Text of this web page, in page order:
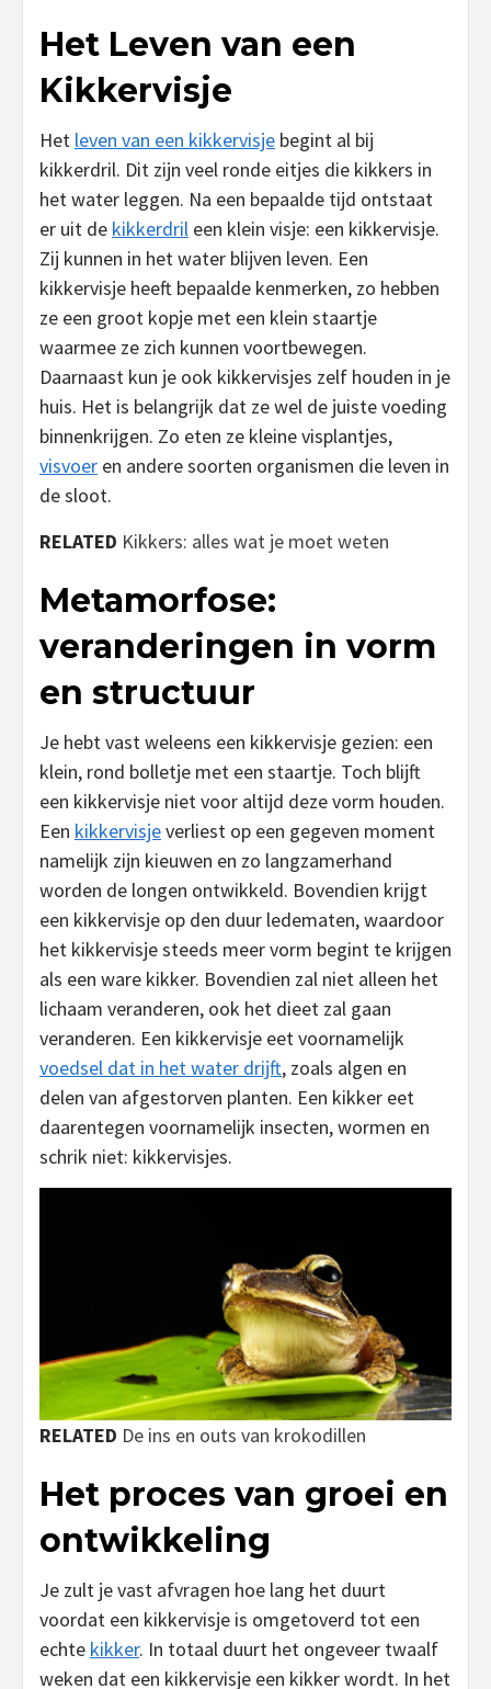
Het Leven van een
Kikkervisje
Het leven van een kikkervisje begint al bij
kikkerdril. Dit zijn veel ronde eitjes die kikkers in
het water leggen. Na een bepaalde tijd ontstaat
er uit de kikkerdril een klein visje: een kikkervisje.
Zij kunnen in het water blijven leven. Een
kikkervisje heeft bepaalde kenmerken, zo hebben
ze een groot kopje met een klein staartje
waarmee ze zich kunnen voortbewegen.
Daarnaast kun je ook kikkervisjes zelf houden in je
huis. Het is belangrijk dat ze wel de juiste voeding
binnenkrijgen. Zo eten ze kleine visplantjes,
visvoer en andere soorten organismen die leven in
de sloot.
RELATED Kikkers: alles wat je moet weten
Metamorfose:
veranderingen in vorm
en structuur
Je hebt vast weleens een kikkervisje gezien: een
klein, rond bolletje met een staartje. Toch blijft
een kikkervisje niet voor altijd deze vorm houden.
Een kikkervisjeverliest op een gegeven moment
namelijk zijn kieuwen en zo langzamerhand
worden de longen ontwikkeld. Bovendien krijgt
een kikkervisje op den duur ledematen, waardoor
het kikkervisje steeds meer vorm begint te krijgen
als een ware kikker. Bovendien zal niet alleen het
lichaam veranderen, ook het dieet zal gaan
veranderen. Een kikkervisje eet voornamelijk
voedsel dat in het water drijft, zoals algen en
delen van afgestorven planten. Een kikker eet
daarentegen voornamelijk insecten, wormen en
schrik niet: kikkervisjes.
RELATED De ins en outs van krokodillen
Het proces van groei en
ontwikkeling
Je zult je vast afvragen hoe lang het duurt
voordat een kikkervisje is omgetoverd tot een
echte kikker. In totaal duurt het ongeveer twaalf
weken dat een kikkervisje een kikker wordt. In het